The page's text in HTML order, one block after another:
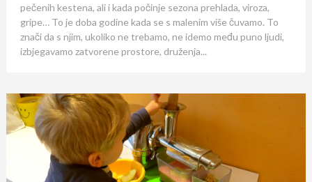
pečenih kestena, ali i kada počinje sezona prehlada, viroza,
gripe… To je doba godine kada se s malenim više čuvamo. To
znači da s njim, ukoliko ne trebamo, ne idemo među puno ljudi,
izbjegavamo zatvorene prostore, druženja...